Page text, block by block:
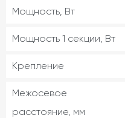
Мощность, Вт
Мощность 1 секции, Вт
Крепление
Межосевое
расстояние, мм